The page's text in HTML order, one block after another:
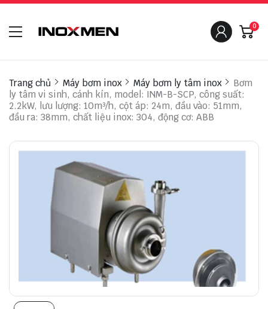
0
Trang chủ Máy bơm inox Máy bơm ly tâm inox
Bơm
ly tâm vi sinh, cánh kín, model: INM-B-SCP, công suất:
2.2kW, lưu lượng: 10m³/h, cột áp: 24m, đầu vào: 51mm,
đầu ra: 38mm, chất liệu inox: 304, động cơ: ABB